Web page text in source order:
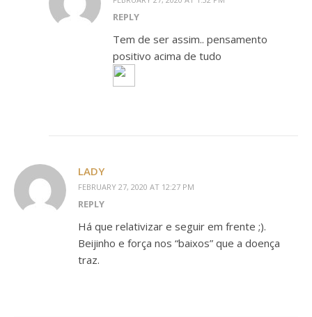
REPLY
Tem de ser assim.. pensamento
positivo acima de tudo
LADY
FEBRUARY 27, 2020 AT 12:27 PM
REPLY
Há que relativizar e seguir em frente ;).
Beijinho e força nos “baixos” que a doença
traz.